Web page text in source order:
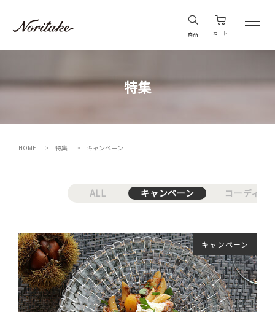
商品 カート
特集
HOME 特集 キャンペーン
ALL キャンペーン コーディネ
キャンペーン